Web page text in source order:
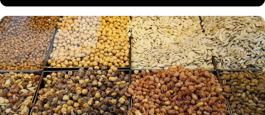
Zahmetli üretim süreci ve sınırlı hasadı
nedeniyle yüksek ekonomik değere sahip olan
bu kuruyemiş, içerdiği doymamış yağ asitleri,
vitaminler ve minerallerle kalp-damar sağlığını
ve bağışıklık sistemini destekleyen en kıymetli